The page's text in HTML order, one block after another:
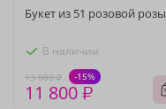
Букет из 51 розовой розы
В наличии
13 880 ₽ -15%
11 800 ₽